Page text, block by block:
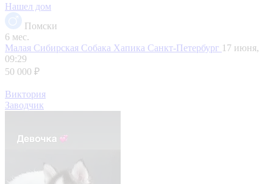
Нашел дом
Помски
6 мес.
Малая Сибирская Собака Хапика Санкт-Петербург 17 июня,
09:29
50 000 ₽
Виктория
Заводчик